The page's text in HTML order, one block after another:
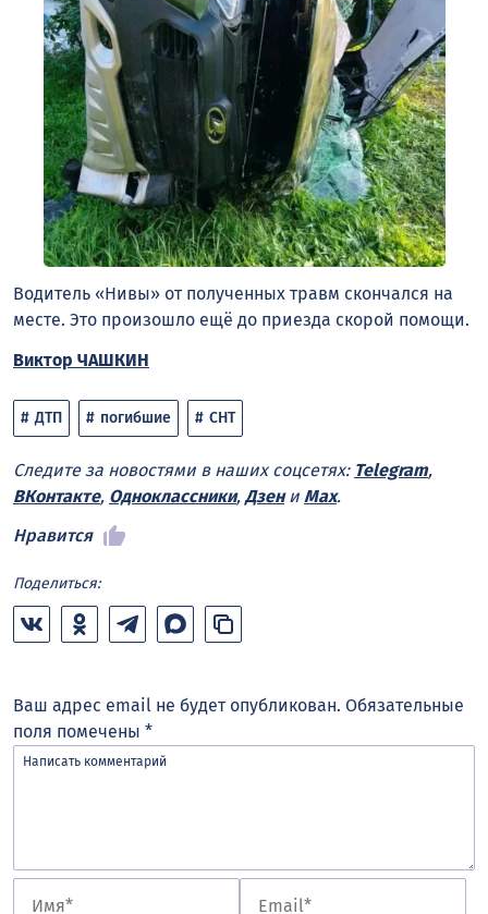
Водитель «Нивы» от полученных травм скончался на
месте. Это произошло ещё до приезда скорой помощи.
Виктор ЧАШКИН
ДТП погибшие СНТ
Следите за новостями в наших соцсетях: Telegram,
ВКонтакте, Одноклассники, Дзени Max.
Нравится
Поделиться:
Ваш адрес email не будет опубликован. Обязательные
поля помечены *